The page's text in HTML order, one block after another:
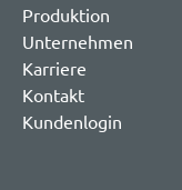
Produktion
Unternehmen
Karriere
Kontakt
Kundenlogin